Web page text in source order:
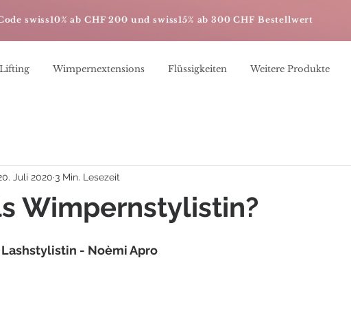
swiss10% ab CHF 200 und swiss15% ab 300 CHF Bestellwert
Wimpernextensions Flüssigkeiten Weitere Produkte
Wimpernstylistin?
Juli 2020 3 Min. Lesezeit
- Noèmi Apro